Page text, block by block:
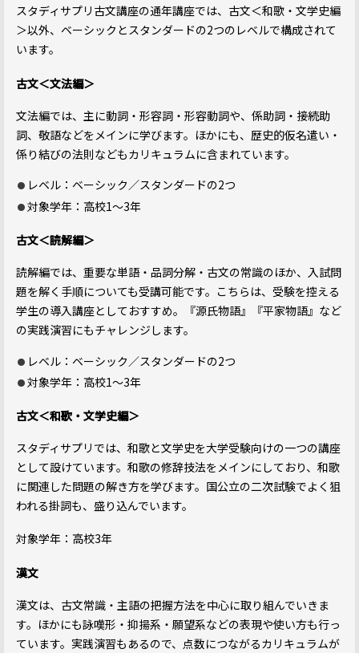
スタディサプリ古文講座の通年講座では、古文＜和歌・文学史編
＞以外、ベーシックとスタンダードの2つのレベルで構成されて
います。
古文＜文法編＞
文法編では、主に動詞・形容詞・形容動詞や、係助詞・接続助
詞、敬語などをメインに学びます。ほかにも、歴史的仮名遣い・
係り結びの法則などもカリキュラムに含まれています。
レベル：ベーシック／スタンダードの2つ
対象学年：高校1～3年
古文＜読解編＞
読解編では、重要な単語・品詞分解・古文の常識のほか、入試問
題を解く手順についても受講可能です。こちらは、受験を控える
学生の導入講座としておすすめ。『源氏物語』『平家物語』など
の実践演習にもチャレンジします。
レベル：ベーシック／スタンダードの2つ
対象学年：高校1～3年
古文＜和歌・文学史編＞
スタディサプリでは、和歌と文学史を大学受験向けの一つの講座
として設けています。和歌の修辞技法をメインにしており、和歌
に関連した問題の解き方を学びます。国公立の二次試験でよく狙
われる掛詞も、盛り込んでいます。
対象学年：高校3年
漢文
漢文は、古文常識・主語の把握方法を中心に取り組んでいきま
す。ほかにも詠嘆形・抑揚系・願望系などの表現や使い方も行っ
ています。実践演習もあるので、点数につながるカリキュラムが